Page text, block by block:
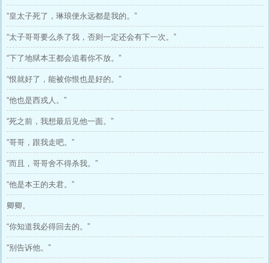
“皇太子死了，琳琅便永远都是我的。”
“太子哥哥要么杀了我，否则一定还会有下一次。”
“下了地狱本王都会追着你不放。”
“恨就好了，能被你恨也是好的。”
“他也是西戎人。”
“死之前，我想最后见他一面。”
“哥哥，跟我走吧。”
“而且，哥哥舍不得杀我。”
“他是本王的夫君。”
卿卿。
“你知道我必得回去的。”
“别告诉他。”